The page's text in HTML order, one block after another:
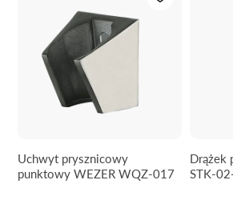
Uchwyt prysznicowy
punktowy WEZER WQZ-017
Drążek
STK-